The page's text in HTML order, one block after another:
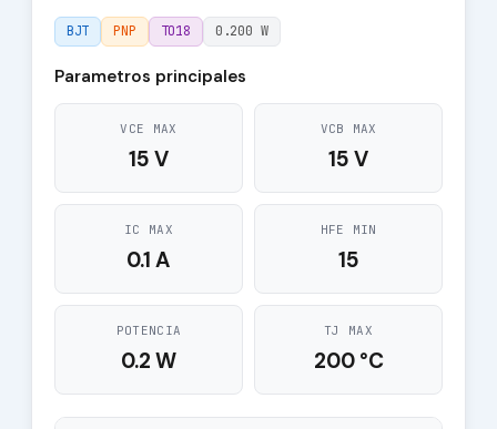
BJT PNP TO18 0.200 W
Parametros principales
VCE MAX
15 V
VCB MAX
15 V
IC MAX
0.1 A
HFE MIN
15
POTENCIA
0.2 W
TJ MAX
200 °C